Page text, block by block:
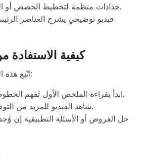
جذاذات منظمة لتخطيط الحصص أو المراجعات المنزلية.
فيديو توضيحي يشرح العناصر
كيفية الاستفادة
اتّبع هذه الخطوات لتحضير فعّال:
ابدأ بقراءة الملخص الأول لفهم الخطوط العريضة للدّرس.
شاهد الفيديو للمزيد من التوضيح وتثبيت الفكرة.
حل الفروض أو الأسئلة التطبيقية إن